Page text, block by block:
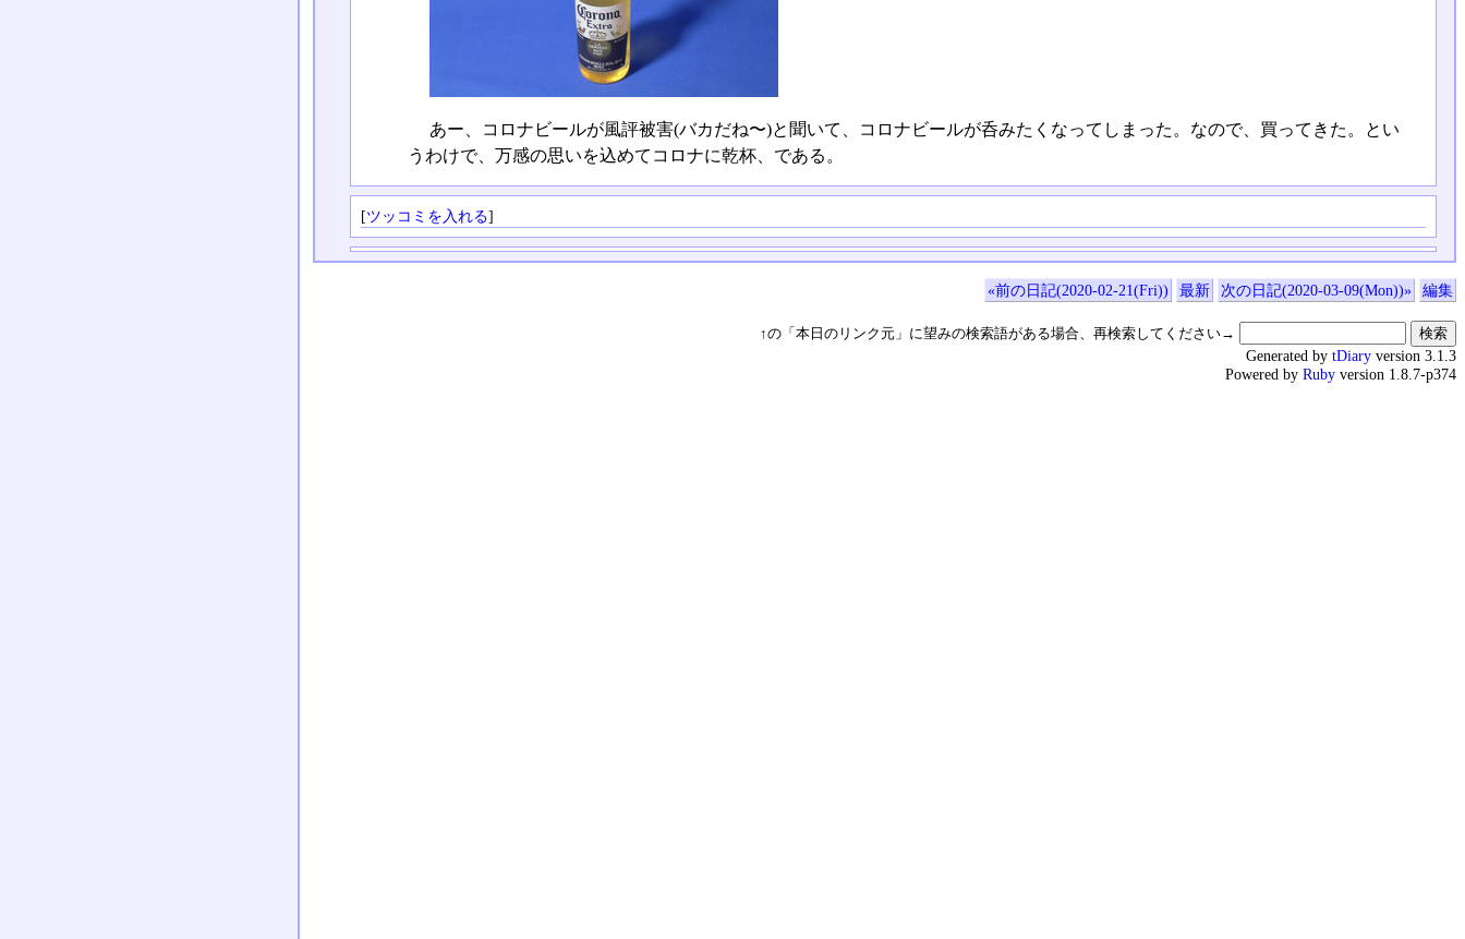
あー、コロナビールが風評被害(バカだね〜)と聞いて、コロナビールが呑みたくなってしまった。なので、買ってきた。とい
うわけで、万感の思いを込めてコロナに乾杯、である。
[ツッコミを入れる]
«前の日記(2020-02-21(Fri)) 最新 次の日記(2020-03-09(Mon))» 編集
↑の「本日のリンク元」に望みの検索語がある場合、再検索してください→
Generated by tDiary version 3.1.3
Powered by Ruby version 1.8.7-p374